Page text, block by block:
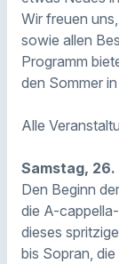
Wir freuen
sowie allen
Programm
den Sommer
Alle
Samstag, 26.
Den Beginn
die A-
dieses
bis Sopran,